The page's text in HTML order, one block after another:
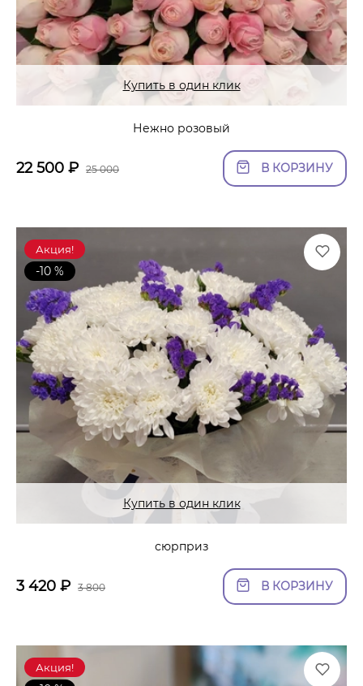
Купить в один клик
Нежно розовый
22 500 ₽ 25 000 В КОРЗИНУ
Акция!
-10 %
Купить в один клик
сюрприз
3 420 ₽ 3 800 В КОРЗИНУ
Акция!